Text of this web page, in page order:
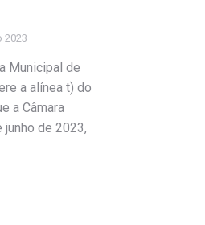
2023
Municipal de
a alínea t) do
a Câmara
de 2023,